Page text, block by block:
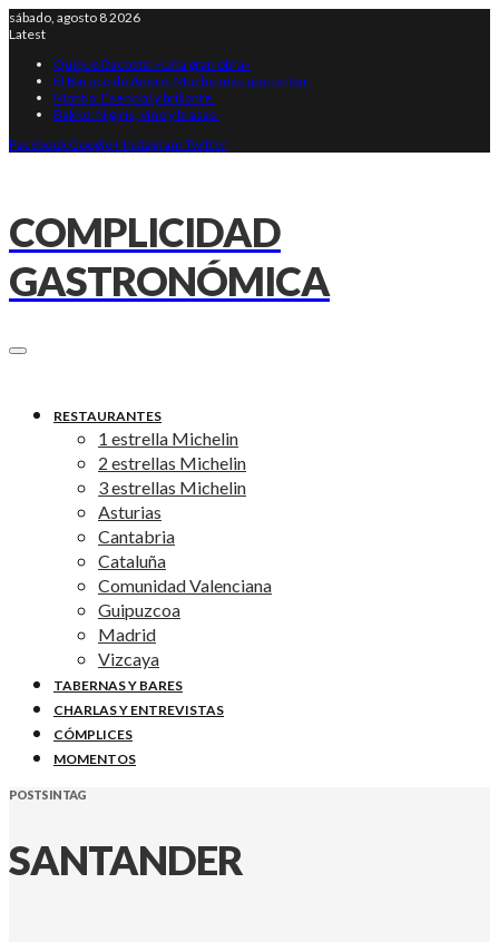
sábado, agosto 8 2026
Latest
Quique Dacosta: «Una gran obra»
El Baruco de Anero: Mucho más que un bar.
Montia: Esencial y brillante.
Bakko: Nigiris, vino y brasas.
Facebook Google+Instagram Twitter
COMPLICIDAD
GASTRONÓMICA
RESTAURANTES
1 estrella Michelin
2 estrellas Michelin
3 estrellas Michelin
Asturias
Cantabria
Cataluña
Comunidad Valenciana
Guipuzcoa
Madrid
Vizcaya
TABERNAS Y BARES
CHARLAS Y ENTREVISTAS
CÓMPLICES
MOMENTOS
POSTS IN TAG
SANTANDER